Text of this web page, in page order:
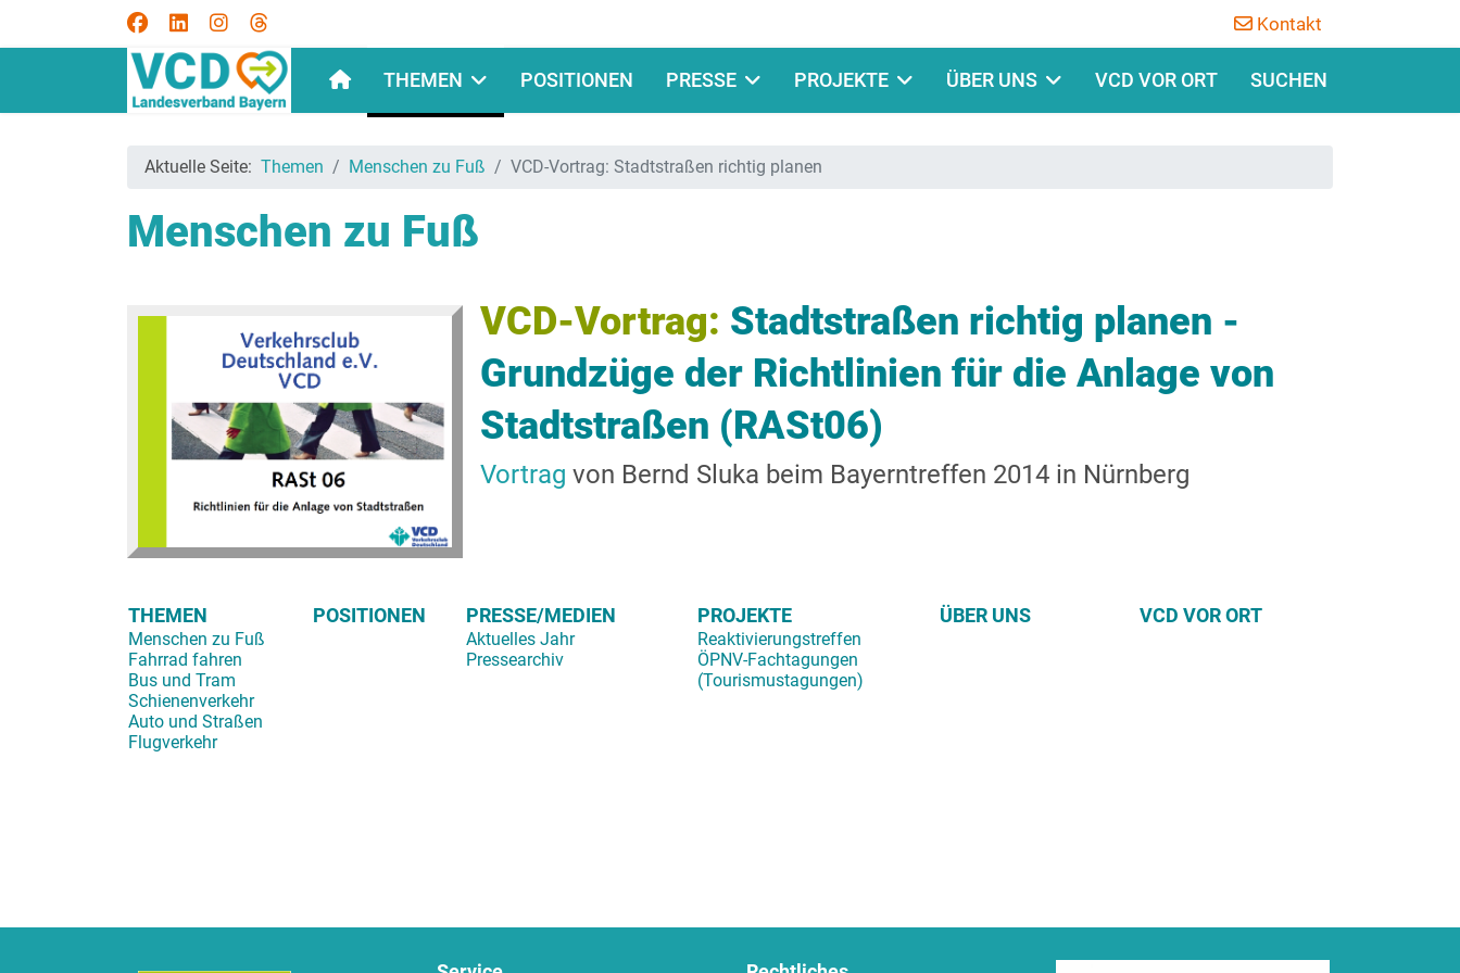
Kontakt
THEMEN POSITIONEN PRESSE PROJEKTE ÜBER UNS VCD VOR ORT SUCHEN
Aktuelle Seite: Themen Menschen zu Fuß VCD-Vortrag: Stadtstraßen richtig planen
Menschen zu Fuß
VCD-Vortrag: Stadtstraßen richtig planen -
Grundzüge der Richtlinien für die Anlage von
Stadtstraßen (RASt06)
Vortrag von Bernd Sluka beim Bayerntreffen 2014 in Nürnberg
THEMEN POSITIONEN PRESSE/MEDIEN PROJEKTE ÜBER UNS VCD VOR ORT
Menschen zu Fuß
Fahrrad fahren
Bus und Tram
Schienenverkehr
Auto und Straßen
Flugverkehr
Aktuelles Jahr
Pressearchiv
Reaktivierungstreffen
ÖPNV-Fachtagungen
(Tourismustagungen)